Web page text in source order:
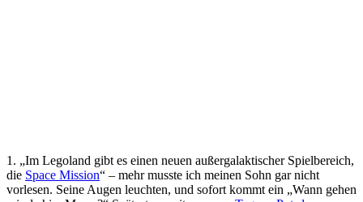
1. „Im Legoland gibt es einen neuen außergalaktischer Spielbereich,
die Space Mission“ – mehr musste ich meinen Sohn gar nicht
vorlesen. Seine Augen leuchten, und sofort kommt ein „Wann gehen